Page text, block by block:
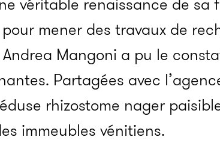
véritable renaissance de sa
mener des travaux de
Mangoni a pu le
Partagées avec
rhizostome nager
immeubles vénitiens.